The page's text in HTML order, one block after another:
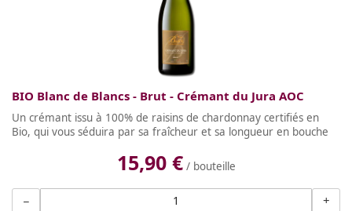
BIO Blanc de Blancs - Brut - Crémant du Jura AOC
Un crémant issu à 100% de raisins de chardonnay certifiés en
Bio, qui vous séduira par sa fraîcheur et sa longueur en bouche
15,90 € / bouteille
− +